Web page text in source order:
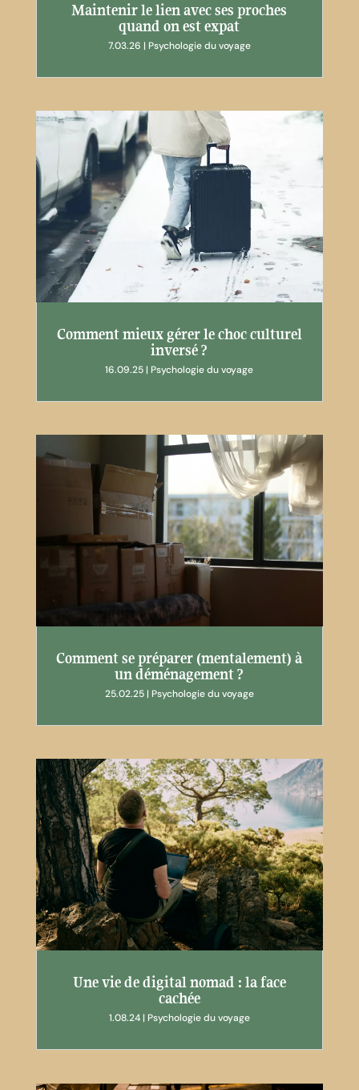
Maintenir le lien avec ses proches
quand on est expat
7.03.26 | Psychologie du voyage
Comment mieux gérer le choc culturel
inversé ?
16.09.25 | Psychologie du voyage
Comment se préparer (mentalement) à
un déménagement ?
25.02.25| Psychologie du voyage
Une vie de digital nomad : la face
cachée
1.08.24| Psychologie du voyage